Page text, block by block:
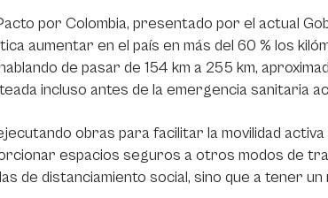
por Colombia, presentado por el actual
aumentar en el país en más del 60 % los
de pasar de 154 km a 255 km,
incluso antes de la emergencia sanitaria
obras para facilitar la movilidad
espacios seguros a otros modos de
de distanciamiento social, sino que a tener